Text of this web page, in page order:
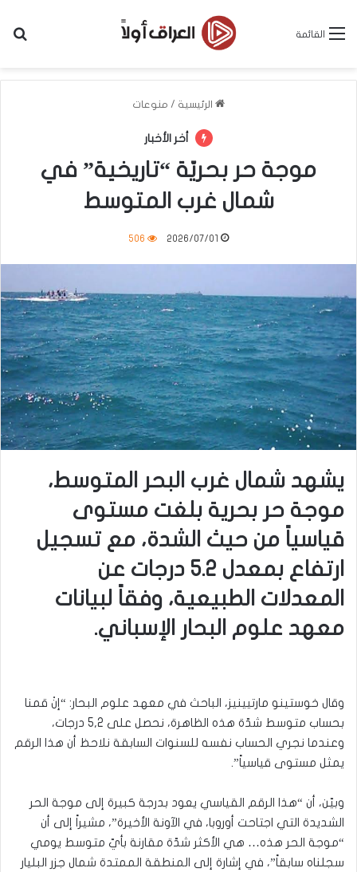
القائمة
الرئيسية / منوعات
أخر الأخبار
موجة حر بحريّة “تاريخية” في
شمال غرب المتوسط
2026/07/01
506
يشهد شمال غرب البحر المتوسط،
موجة حر بحرية بلغت مستوى
قياسياً من حيث الشدة، مع تسجيل
ارتفاع بمعدل 5.2 درجات عن
المعدلات الطبيعية، وفقاً لبيانات
معهد علوم البحار الإسباني.
وقال خوستينو مارتيينيز، الباحث في معهد علوم البحار: “إنْ قمنا
بحساب متوسط شدّة هذه الظاهرة، نحصل على 5,2 درجات،
وعندما نجري الحساب نفسه للسنوات السابقة نلاحظ أن هذا الرقم
يمثل مستوى قياسياً”.
وبيّن، أن “هذا الرقم القياسي يعود بدرجة كبيرة إلى موجة الحر
الشديدة التي اجتاحت أوروبا، في الآونة الأخيرة”، مشيراً إلى أن
“موجة الحر هذه… هي الأكثر شدّة مقارنة بأيّ متوسط يومي
سجلناه سابقاً”، في إشارة إلى المنطقة الممتدة شمال جزر البليار